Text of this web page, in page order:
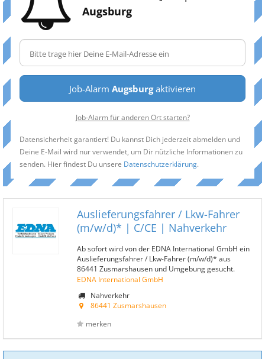
Augsburg
Job-Alarm Augsburgaktivieren
Job-Alarm für anderen Ort starten?
Datensicherheit garantiert! Du kannst Dich jederzeit abmelden und
Deine E-Mail wird nur verwendet, um Dir nützliche Informationen zu
senden. Hier findest Du unsere Datenschutzerklärung.
Auslieferungsfahrer / Lkw-Fahrer
(m/w/d)* | C/CE | Nahverkehr
Ab sofort wird von der EDNA International GmbH ein
Auslieferungsfahrer / Lkw-Fahrer (m/w/d)* aus
86441 Zusmarshausen und Umgebung gesucht.
EDNA International GmbH
Nahverkehr
86441 Zusmarshausen
merken